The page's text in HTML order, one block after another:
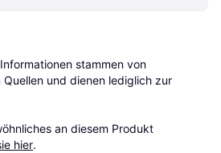
stammen von
und dienen lediglich zur
an diesem Produkt
hier.